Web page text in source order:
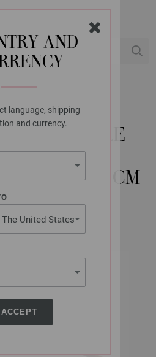
AND
language, shipping
and currency.
The United States
ACCEPT
GROSSA
CIRCULAIRE
EN BOIS
N° 4,5/80CM